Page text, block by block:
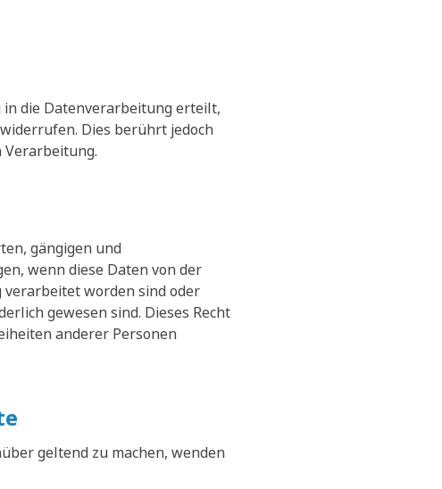
in die Datenverarbeitung erteilt,
Dies berührt jedoch
gängigen und
wenn diese Daten von der
verarbeitet worden sind oder
gewesen sind. Dieses Recht
anderer Personen
geltend zu machen, wenden